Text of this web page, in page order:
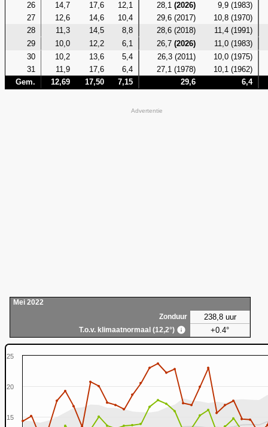
26
14,7 17,6 12,1 28,1(2026)
9,9 (1983)
27
12,6 14,6 10,4 29,6 (2017)
10,8 (1970)
28
11,3 14,5 8,8 28,6 (2018)
11,4 (1991)
29
10,0 12,2 6,1 26,7(2026)
11,0 (1983)
30
10,2 13,6 5,4 26,3 (2011)
10,0 (1975)
31
11,9 17,6 6,4 27,1 (1978)
10,1 (1962)
Gem.
12,69 17,50 7,15 29,6 6,4
Advertentie
Mei 2022
Zonduur
238,8 uur
T.o.v. klimaatnormaal (12,2°) +0.4°
15
20
25